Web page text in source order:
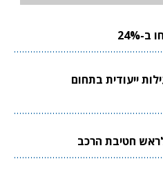
24%
ייעודית בתחום
חטיבת הרכב